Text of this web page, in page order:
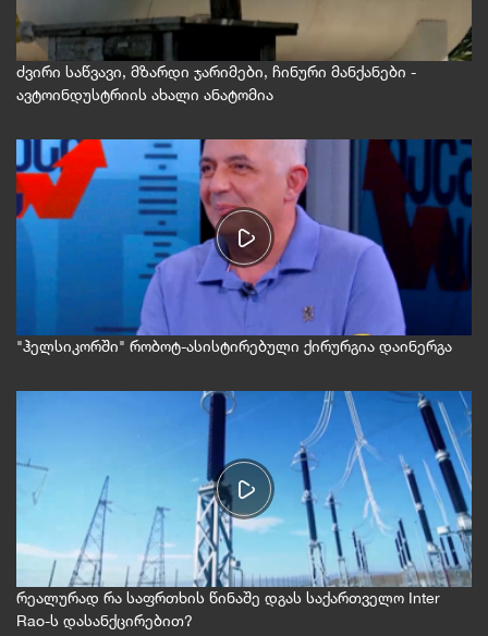
ძვირი საწვავი, მზარდი ჯარიმები, ჩინური მანქანები -
ავტოინდუსტრიის ახალი ანატომია
"ჰელსიკორში" რობოტ-ასისტირებული ქირურგია დაინერგა
რეალურად რა საფრთხის წინაშე დგას საქართველო Inter
Rao-ს დასანქცირებით?